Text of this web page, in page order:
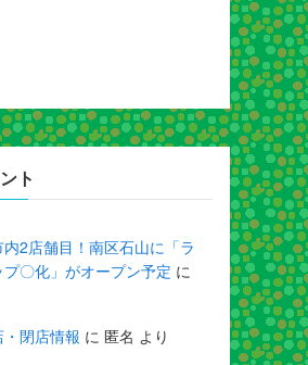
ト
2店舗目！南区石山に「ラ
〇化」がオープン予定 に
閉店情報 に 匿名 より